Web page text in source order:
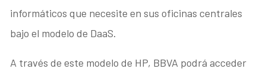
informáticos que necesite en sus oficinas centrales
bajo el modelo de DaaS.
A través de este modelo de HP, BBVA podrá acceder